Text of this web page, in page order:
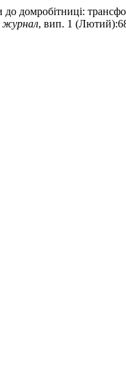
домробітниці:
журнал, вип. 1